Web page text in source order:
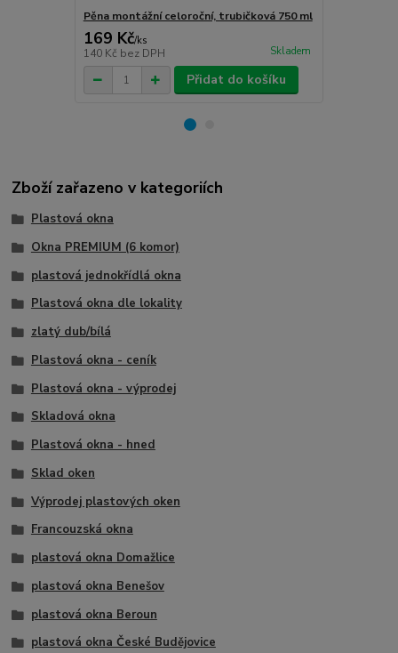
Pěna montážní celoroční, trubičková 750 ml
169 Kč/ks
140 Kč bez DPH Skladem
Přidat do košíku
Zboží zařazeno v kategoriích
Plastová okna
Okna PREMIUM (6 komor)
plastová jednokřídlá okna
Plastová okna dle lokality
zlatý dub/bílá
Plastová okna - ceník
Plastová okna - výprodej
Skladová okna
Plastová okna - hned
Sklad oken
Výprodej plastových oken
Francouzská okna
plastová okna Domažlice
plastová okna Benešov
plastová okna Beroun
plastová okna České Budějovice